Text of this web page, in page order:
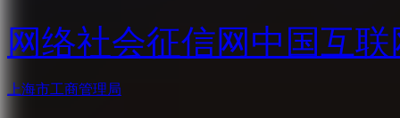
网络社会征信网 中国互
上海市工商管理局